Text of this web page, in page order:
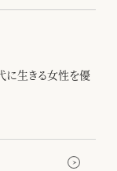
に生きる女性を優